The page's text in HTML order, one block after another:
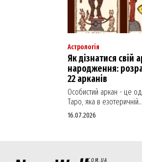
Астрологія
Як дізнатися свій
народження:
22 арканів
Особистий аркан - це
Таро, яка в езотеричній...
16.07.2026
COM.UA